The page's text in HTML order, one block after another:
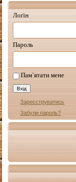
Лоґін
Пароль
Пам`ятати мене
Зареєструватись
Забули пароль?